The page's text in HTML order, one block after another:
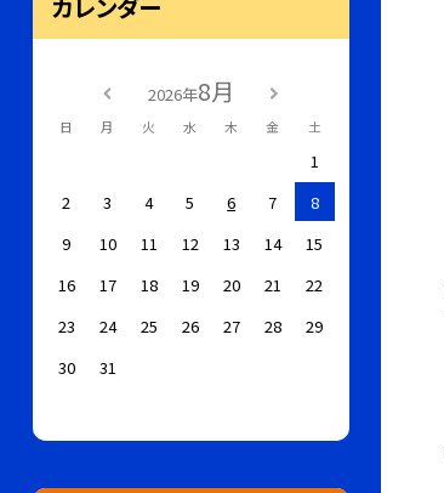
カレンダー
2026年8月
日 月 火 水 木 金 土
1
2
3 4 5 6 7
8
9
10 11 12 13 14
15
16
17 18 19 20 21
22
23
24 25 26 27 28
29
30
31